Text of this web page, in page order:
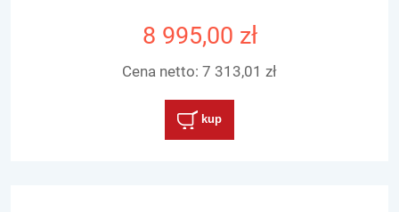
8 995,00 zł
Cena netto: 7 313,01 zł
kup